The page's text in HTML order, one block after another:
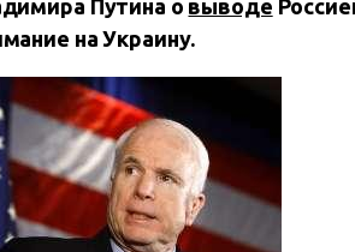
Путина о выводе
на Украину.